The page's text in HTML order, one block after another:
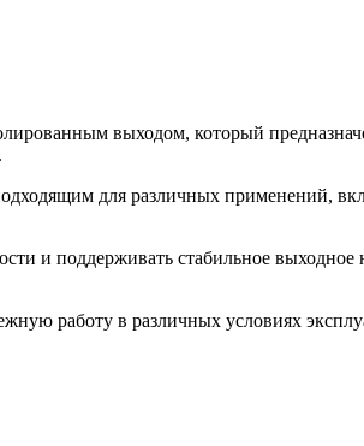
выходом, который
для различных применений,
и поддерживать стабильное
работу в различных условиях